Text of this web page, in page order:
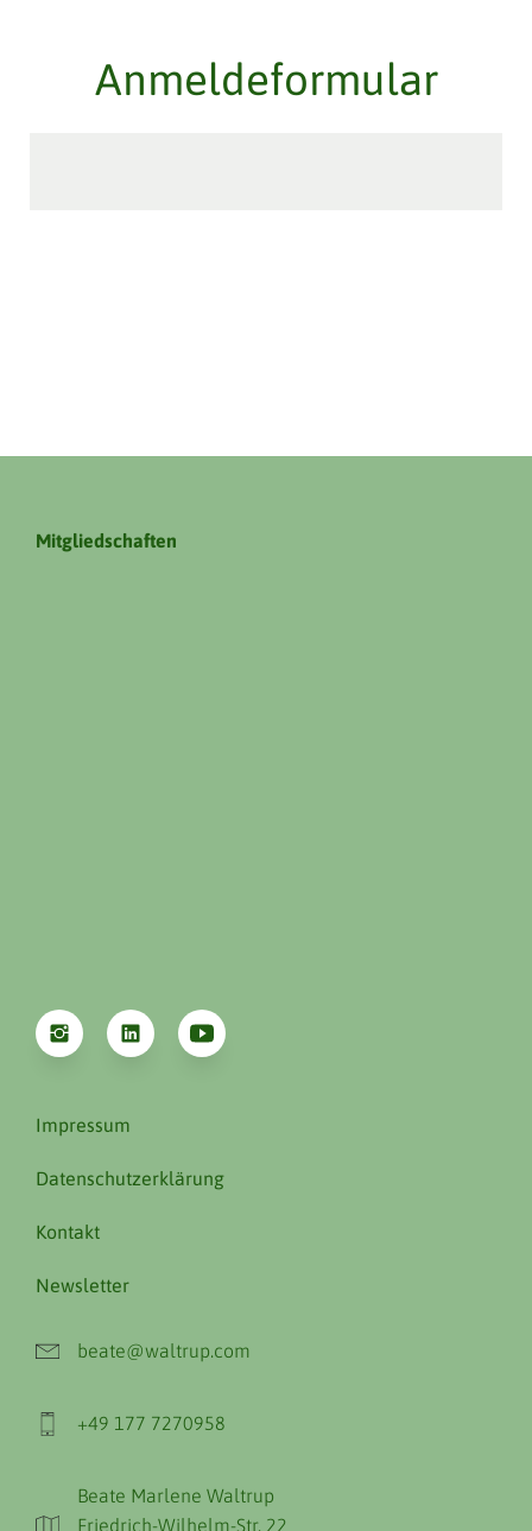
Anmeldeformular
Mitgliedschaften
Impressum
Datenschutzerklärung
Kontakt
Newsletter
beate@waltrup.com
+49 177 7270958
Beate Marlene Waltrup
Friedrich-Wilhelm-Str. 22